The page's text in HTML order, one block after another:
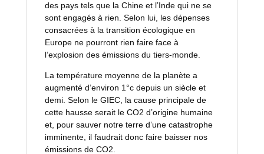
des pays tels que la Chine et l’Inde qui ne se
sont engagés à rien. Selon lui, les dépenses
consacrées à la transition écologique en
Europe ne pourront rien faire face à
l’explosion des émissions du tiers-monde.
La température moyenne de la planète a
augmenté d’environ 1°c depuis un siècle et
demi. Selon le GIEC, la cause principale de
cette hausse serait le CO2 d’origine humaine
et, pour sauver notre terre d’une catastrophe
imminente, il faudrait donc faire baisser nos
émissions de CO2.